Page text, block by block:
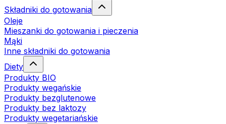
Składniki do gotowania
Oleje
Mieszanki do gotowania i pieczenia
Mąki
Inne składniki do gotowania
Diety
Produkty BIO
Produkty wegańskie
Produkty bezglutenowe
Produkty bez laktozy
Produkty wegetariańskie